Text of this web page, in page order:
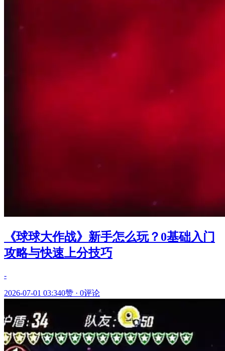
《球球大作战》新手怎么玩？0基础入门
攻略与快速上分技巧
-
2026-07-01 03:340赞 · 0评论